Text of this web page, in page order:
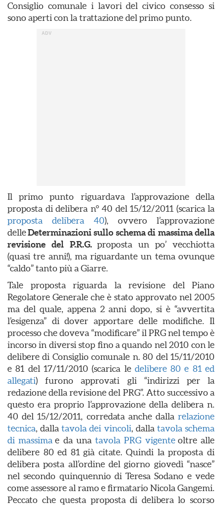
Consiglio comunale i lavori del civico consesso si
sono aperti con la trattazione del primo punto.
Il primo punto riguardava l’approvazione della
proposta di delibera n° 40 del 15/12/2011 (scarica la
proposta delibera 40), ovvero l’approvazione
delleDeterminazioni sullo schema di massima della
revisione del P.R.G. proposta un po’ vecchiotta
(quasi tre anni!), ma riguardante un tema ovunque
“caldo” tanto più a Giarre.
Tale proposta riguarda la revisione del Piano
Regolatore Generale che è stato approvato nel 2005
ma del quale, appena 2 anni dopo, si è “avvertita
l’esigenza” di dover apportare delle modifiche. Il
processo che doveva “modificare” il PRG nel tempo è
incorso in diversi stop fino a quando nel 2010 con le
delibere di Consiglio comunale n. 80 del 15/11/2010
e 81 del 17/11/2010 (scarica le delibere 80 e 81 ed
allegati) furono approvati gli “indirizzi per la
redazione della revisione del PRG”. Atto successivo a
questo era proprio l’approvazione della delibera n.
40 del 15/12/2011, corredata anche dalla relazione
tecnica, dallatavola dei vincoli, dalla tavola schema
di massima e da unatavola PRG vigenteoltre alle
delibere 80 ed 81 già citate. Quindi la proposta di
delibera posta all’ordine del giorno giovedì “nasce”
nel secondo quinquennio di Teresa Sodano e vede
come assessore al ramo e firmatario Nicola Gangemi.
Peccato che questa proposta di delibera lo scorso